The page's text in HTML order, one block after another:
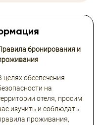
бронирования и
целях обеспечения
на
отеля, просим
изучить и соблюдать
проживания,